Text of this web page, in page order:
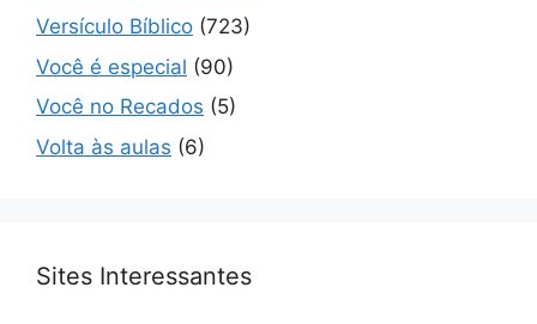
Versículo Bíblico (723)
Você é especial (90)
Você no Recados (5)
Volta às aulas (6)
Sites Interessantes